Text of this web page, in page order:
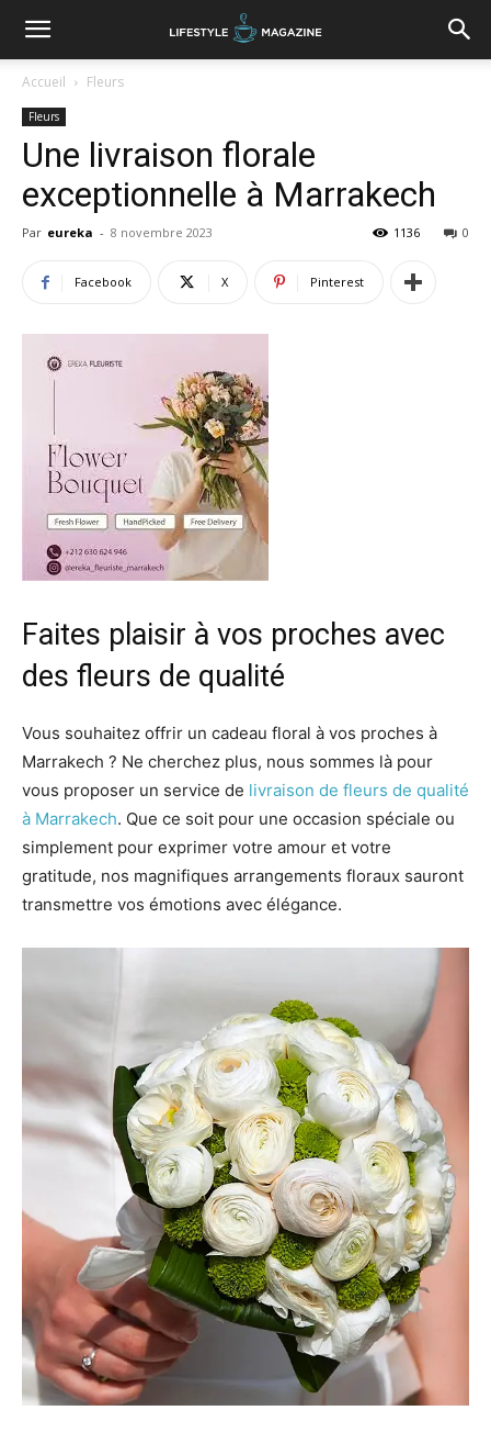
Accueil Fleurs
Fleurs
Une livraison florale
exceptionnelle à Marrakech
Par eureka - 8 novembre 2023 0
1136
Facebook X Pinterest
Faites plaisir à vos proches avec
des fleurs de qualité
Vous souhaitez offrir un cadeau floral à vos proches à
Marrakech ? Ne cherchez plus, nous sommes là pour
vous proposer un service de livraison de fleurs de qualité
à Marrakech. Que ce soit pour une occasion spéciale ou
simplement pour exprimer votre amour et votre
gratitude, nos magnifiques arrangements floraux sauront
transmettre vos émotions avec élégance.